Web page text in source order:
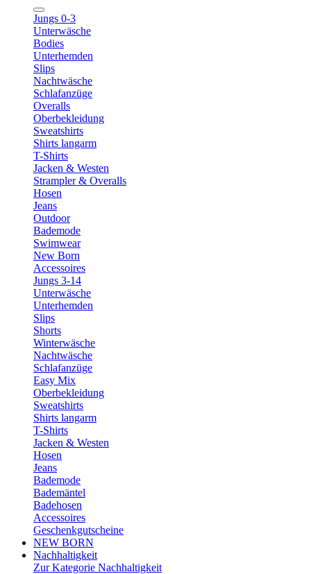
Jungs 0-3
Unterwäsche
Bodies
Unterhemden
Slips
Nachtwäsche
Schlafanzüge
Overalls
Oberbekleidung
Sweatshirts
Shirts langarm
T-Shirts
Jacken & Westen
Strampler & Overalls
Hosen
Jeans
Outdoor
Bademode
Swimwear
New Born
Accessoires
Jungs 3-14
Unterwäsche
Unterhemden
Slips
Shorts
Winterwäsche
Nachtwäsche
Schlafanzüge
Easy Mix
Oberbekleidung
Sweatshirts
Shirts langarm
T-Shirts
Jacken & Westen
Hosen
Jeans
Bademode
Bademäntel
Badehosen
Accessoires
Geschenkgutscheine
NEW BORN
Nachhaltigkeit
Zur Kategorie Nachhaltigkeit